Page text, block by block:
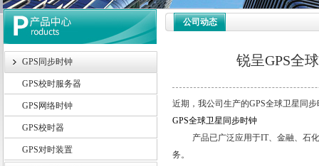
上海锐呈电气有限公司
GPS同步时钟
GPS校时服务器
GPS网络时钟
GPS校时器
GPS对时装置
公司动态
锐呈GPS全
近期，我公司生产的GPS全球卫星同步
GPS全球卫星同步时钟
产品已广泛应用于IT、金融、石
务。